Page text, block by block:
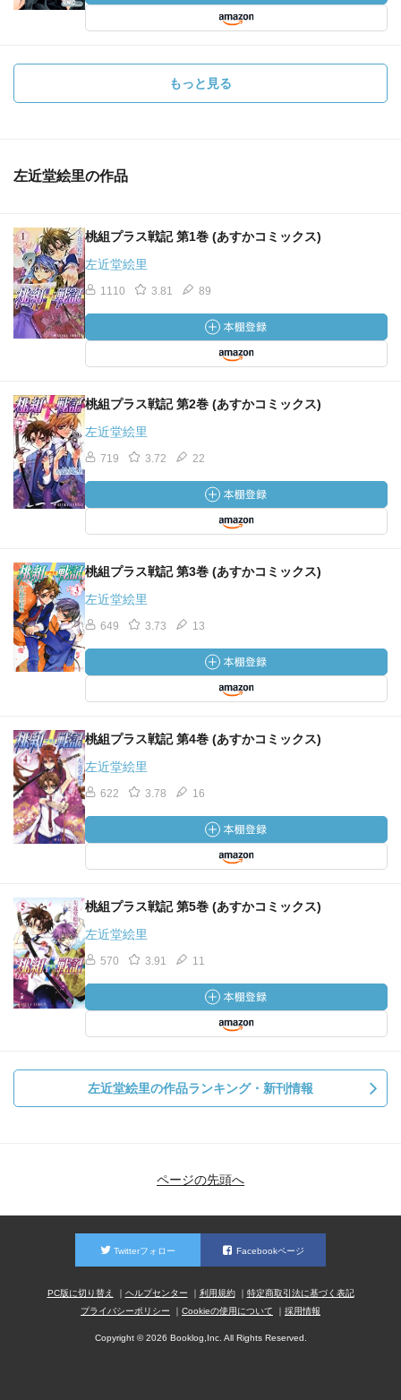
もっと見る
左近堂絵里の作品
桃組プラス戦記 第1巻 (あすかコミックス)
左近堂絵里
1110 3.81 89
桃組プラス戦記 第2巻 (あすかコミックス)
左近堂絵里
719 3.72 22
桃組プラス戦記 第3巻 (あすかコミックス)
左近堂絵里
649 3.73 13
桃組プラス戦記 第4巻 (あすかコミックス)
左近堂絵里
622 3.78 16
桃組プラス戦記 第5巻 (あすかコミックス)
左近堂絵里
570 3.91 11
左近堂絵里の作品ランキング・新刊情報
ページの先頭へ
Twitterフォロー Facebookページ
PC版に切り替え ヘルプセンター 利用規約
特定商取引法に基づく表記
プライバシーポリシー
Cookieの使用について 採用情報
Copyright © 2026 Booklog,Inc. All Rights Reserved.